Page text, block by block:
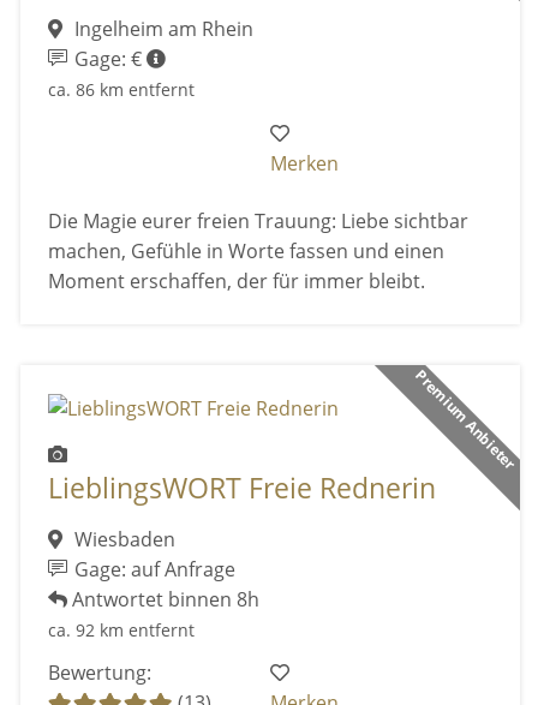
Ingelheim am Rhein
Gage: €
ca. 86 km entfernt
Merken
Die Magie eurer freien Trauung: Liebe sichtbar
machen, Gefühle in Worte fassen und einen
Moment erschaffen, der für immer bleibt.
Premium Anbieter
LieblingsWORT Freie Rednerin
Wiesbaden
Gage: auf Anfrage
Antwortet binnen 8h
ca. 92 km entfernt
Bewertung: